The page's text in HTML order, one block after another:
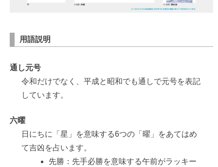
用語説明
通し元号
令和だけでなく、平成と昭和でも通しで元号を表記
しています。
六曜
日にちに「星」を意味する6つの「曜」をあてはめ
て吉凶を占います。
先勝：先手必勝を意味する午前がラッキー